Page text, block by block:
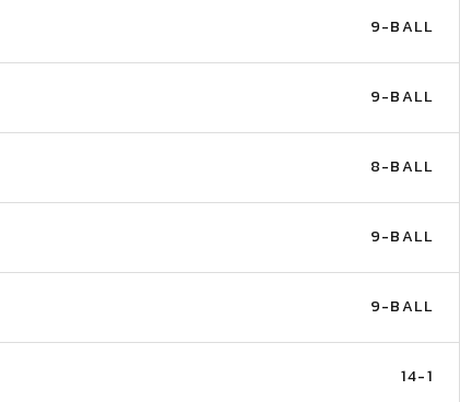
9-BALL
9-BALL
8-BALL
9-BALL
9-BALL
14-1